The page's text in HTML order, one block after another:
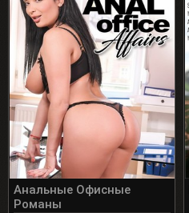
Анальные Офисные
Романы